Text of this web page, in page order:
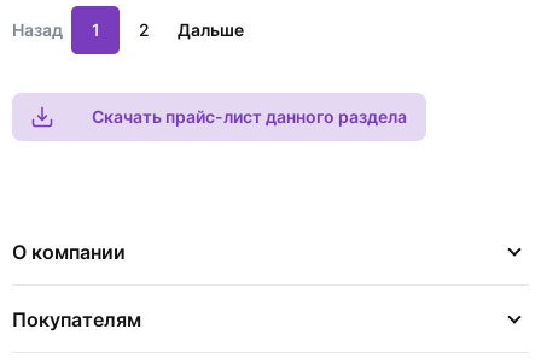
Назад 1 2 Дальше
Скачать прайс-лист данного раздела
О компании
Покупателям